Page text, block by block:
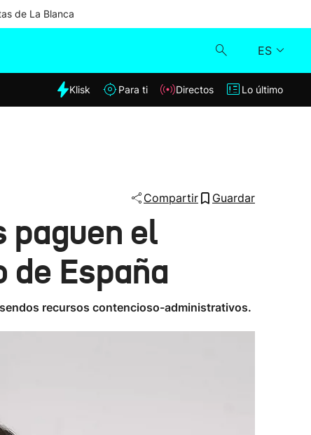
de La Blanca
ES
Klisk
Klisk Para ti Directos Lo último
Compartir Guardar
paguen el
España
recursos contencioso-administrativos.